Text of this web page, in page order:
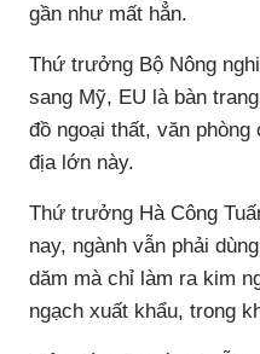
gần như mất hẳn.
Thứ trưởng Bộ Nông
sang Mỹ, EU là bàn
đồ ngoại thất, văn
địa lớn này.
Thứ trưởng Hà Công
nay, ngành vẫn phải
dăm mà chỉ làm ra kim
ngạch xuất khẩu, trong